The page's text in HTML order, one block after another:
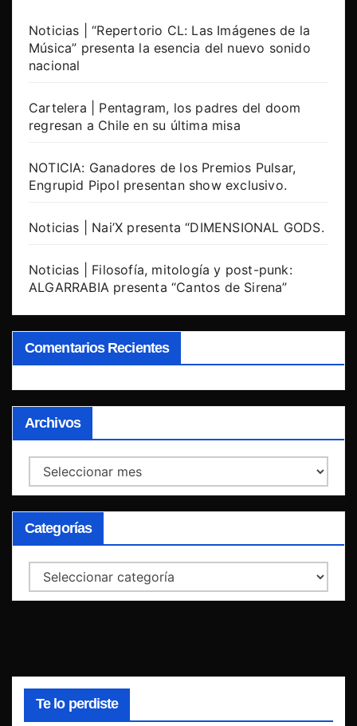
Noticias | “Repertorio CL: Las Imágenes de la
Música” presenta la esencia del nuevo sonido
nacional
Cartelera | Pentagram, los padres del doom
regresan a Chile en su última misa
NOTICIA: Ganadores de los Premios Pulsar,
Engrupid Pipol presentan show exclusivo.
Noticias | Nai’X presenta “DIMENSIONAL GODS.
Noticias | Filosofía, mitología y post-punk:
ALGARRABIA presenta “Cantos de Sirena”
Comentarios Recientes
Archivos
Archivos
Categorías
Categorías
Te lo perdiste